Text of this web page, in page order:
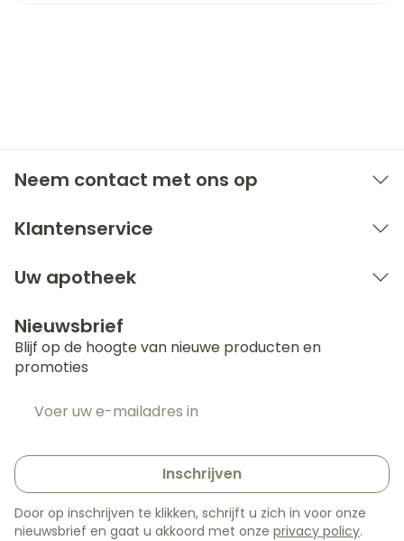
(bijvoorbeeld in de enkels)
Gewichtstoename
Diarree
Allergische reacties
Versnelde hartslag, hartfalen,
hartritmestoornissen
Geheugenstoornissen
Neem contact met ons op
Klantenservice
Uw apotheek
Nieuwsbrief
Blijf op de hoogte van nieuwe producten en
promoties
Inschrijven
Door op inschrijven te klikken, schrijft u zich in voor onze
nieuwsbrief en gaat u akkoord met onze privacy policy.